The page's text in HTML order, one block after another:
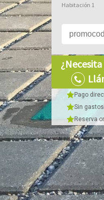
Habitación 1
Pago
Sin
Reserva